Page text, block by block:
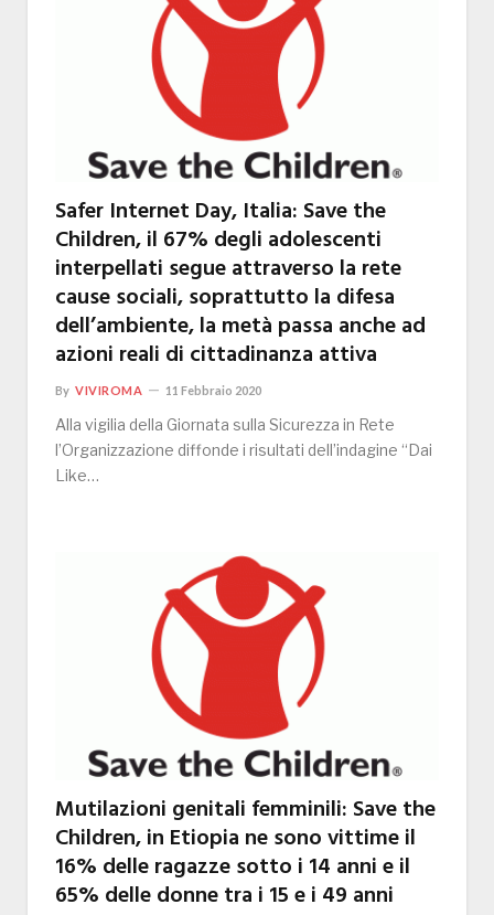
Safer Internet Day, Italia: Save the
Children, il 67% degli adolescenti
interpellati segue attraverso la rete
cause sociali, soprattutto la difesa
dell’ambiente, la metà passa anche ad
azioni reali di cittadinanza attiva
By VIVIROMA 11 Febbraio 2020
Alla vigilia della Giornata sulla Sicurezza in Rete
l’Organizzazione diffonde i risultati dell’indagine “Dai
Like…
Mutilazioni genitali femminili: Save the
Children, in Etiopia ne sono vittime il
16% delle ragazze sotto i 14 anni e il
65% delle donne tra i 15 e i 49 anni